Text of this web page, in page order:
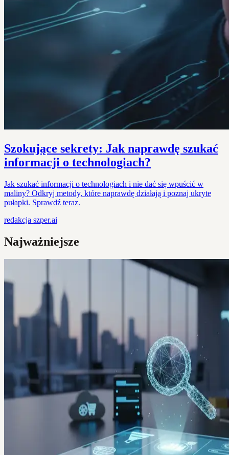
Szokujące sekrety: Jak naprawdę szukać
informacji o technologiach?
Jak szukać informacji o technologiach i nie dać się wpuścić w
maliny? Odkryj metody, które naprawdę działają i poznaj ukryte
pułapki. Sprawdź teraz.
redakcja szper.ai
Najważniejsze